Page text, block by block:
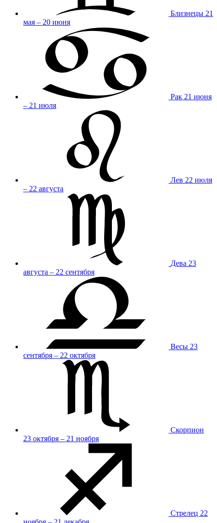
Близнецы 21
мая – 20 июня
Рак 21 июня
– 21 июля
Лев 22 июля
– 22 августа
Дева 23
августа – 22 сентября
Весы 23
сентября – 22 октября
Скорпион
23 октября – 21 ноября
Стрелец 22